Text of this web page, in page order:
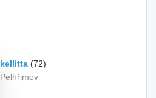
kellitta (72)
Pelhřimov